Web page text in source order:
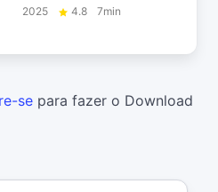
2025
4.8 7min
se para fazer o Download